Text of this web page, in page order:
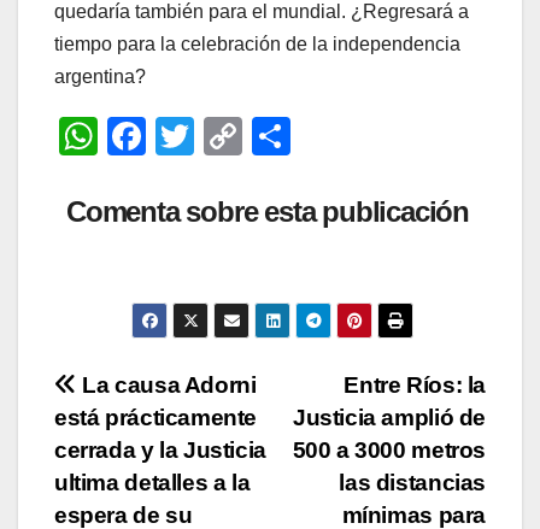
quedaría también para el mundial. ¿Regresará a
tiempo para la celebración de la independencia
argentina?
W
at
F
c
b
o
k
T
tt
C
p
Li
n
k
m
ar
tir
Comenta sobre esta publicación
Navegación
de
entradas
Entre Ríos: la
Justicia amplió de
500 a 3000 metros
las distancias
mínimas para
La causa Adorni
está prácticamente
cerrada y la Justicia
ultima detalles a la
espera de su